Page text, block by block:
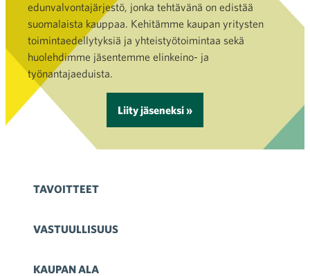
edunvalvontajärjestö, jonka tehtävänä on edistää
suomalaista kauppaa. Kehitämme kaupan yritysten
toimintaedellytyksiä ja yhteistyötoimintaa sekä
huolehdimme jäsentemme elinkeino- ja
työnantajaeduista.
Liity jäseneksi »
TAVOITTEET
VASTUULLISUUS
KAUPAN ALA